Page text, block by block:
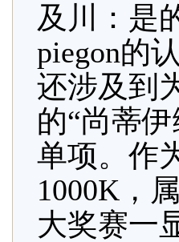
及川：是
piegon的
还涉及到
的“尚蒂
单项。作
1000K，
大奖赛一